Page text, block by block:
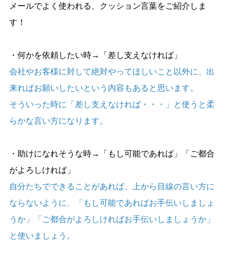
メールでよく使われる、クッション言葉をご紹介しま
す！
・何かを依頼したい時→「差し支えなければ」
会社やお客様に対して絶対やってほしいこと以外に、出
来ればお願いしたいという内容もあると思います。
そういった時に「差し支えなければ・・・」と使うと柔
らかな言い方になります。
・助けになれそうな時→「もし可能であれば」「ご都合
がよろしければ」
自分たちでできることがあれば、上から目線の言い方に
ならないように、「もし可能であればお手伝いしましょ
うか」「ご都合がよろしければお手伝いしましょうか」
と使いましょう。